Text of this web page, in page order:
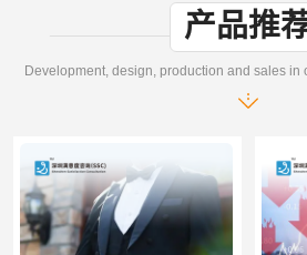
产品推